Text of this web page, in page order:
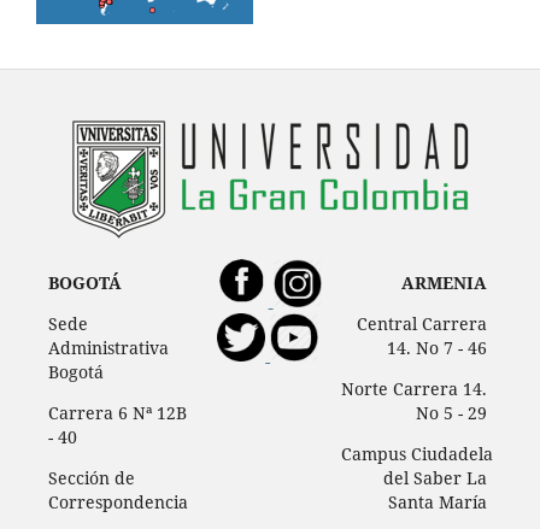
BOGOTÁ
Sede
Administrativa
Bogotá
Carrera 6 Nª 12B
- 40
Sección de
Correspondencia
ARMENIA
Central Carrera
14. No 7 - 46
Norte Carrera 14.
No 5 - 29
Campus Ciudadela
del Saber La
Santa María